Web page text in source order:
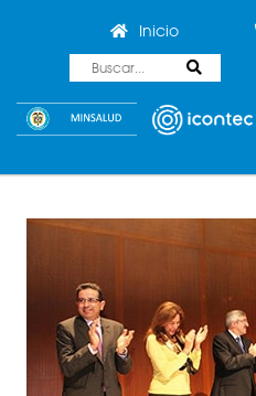
Inicio